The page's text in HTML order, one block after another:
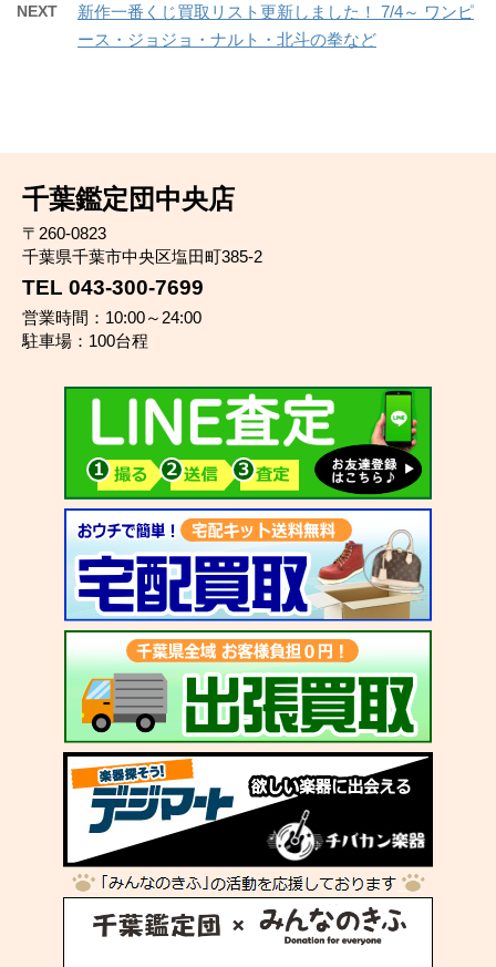
NEXT
新作一番くじ買取リスト更新しました！ 7/4～ ワンピ
ース・ジョジョ・ナルト・北斗の拳など
千葉鑑定団中央店
〒260-0823
千葉県千葉市中央区塩田町385-2
TEL 043-300-7699
営業時間：10:00～24:00
駐車場：100台程